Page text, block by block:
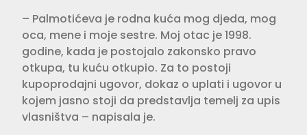
– Palmotićeva je rodna kuća mog djeda, mog
oca, mene i moje sestre. Moj otac je 1998.
godine, kada je postojalo zakonsko pravo
otkupa, tu kuću otkupio. Za to postoji
kupoprodajni ugovor, dokaz o uplati i ugovor u
kojem jasno stoji da predstavlja temelj za upis
vlasništva – napisala je.